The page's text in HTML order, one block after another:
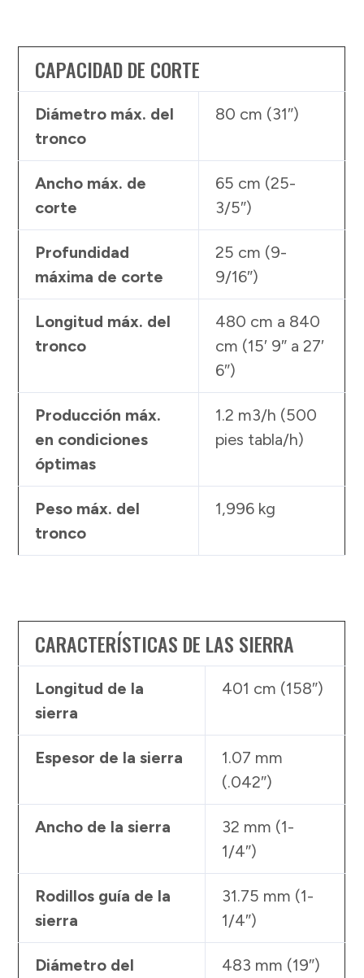
CAPACIDAD DE CORTE
Diámetro máx. del
tronco
80 cm (31″)
Ancho máx. de
corte
65 cm (25-
3/5″)
Profundidad
máxima de corte
25 cm (9-
9/16″)
Longitud máx. del
tronco
480 cm a 840
cm (15′ 9″ a 27′
6″)
Producción máx.
en condiciones
óptimas
1.2 m3/h (500
pies tabla/h)
Peso máx. del
tronco
1,996 kg
CARACTERÍSTICAS DE LAS SIERRA
Longitud de la
sierra
401 cm (158″)
Espesor de la sierra
1.07 mm
(.042″)
Ancho de la sierra
32 mm (1-
1/4″)
Rodillos guía de la
sierra
31.75 mm (1-
1/4″)
Diámetro del
483 mm (19″)